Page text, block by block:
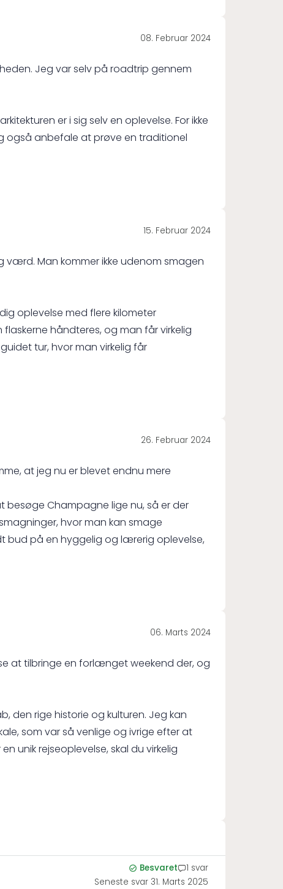
08. Februar 2024
Jeg var selv på roadtrip gennem
er i sig selv en oplevelse. For ikke
også anbefale at prøve en traditionel
15. Februar 2024
værd. Man kommer ikke udenom smagen
oplevelse med flere kilometer
håndteres, og man får virkelig
tur, hvor man virkelig får
26. Februar 2024
at jeg nu er blevet endnu mere
besøge Champagne lige nu, så er der
hvor man kan smage
bud på en hyggelig og lærerig oplevelse,
06. Marts 2024
at tilbringe en forlænget weekend der, og
den rige historie og kulturen. Jeg kan
som var så venlige og ivrige efter at
unik rejseoplevelse, skal du virkelig
Besvaret
1 svar
Seneste svar 31. Marts 2025